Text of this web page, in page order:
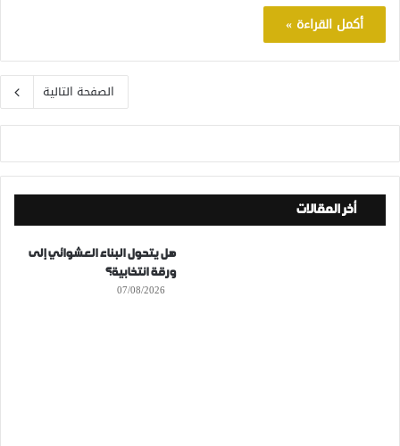
أكمل القراءة »
الصفحة التالية
أخر المقالات
هل يتحول البناء العشوائي إلى
ورقة انتخابية؟
07/08/2026